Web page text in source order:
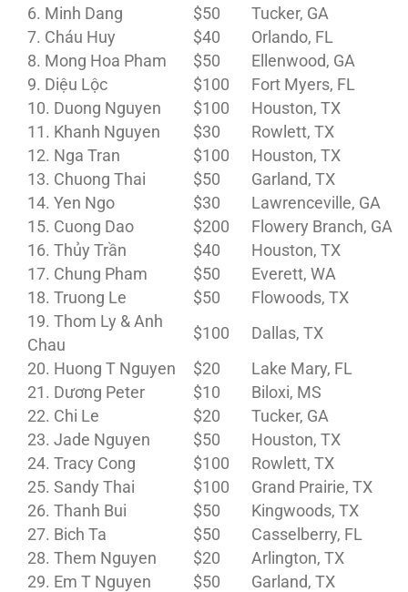
6. Minh Dang
$50
Tucker, GA
7. Cháu Huy
$40
Orlando, FL
8. Mong Hoa Pham
$50
Ellenwood, GA
9. Diệu Lộc
$100
Fort Myers, FL
10. Duong Nguyen
$100
Houston, TX
11. Khanh Nguyen
$30
Rowlett, TX
12. Nga Tran
$100
Houston, TX
13. Chuong Thai
$50
Garland, TX
14. Yen Ngo
$30
Lawrenceville, GA
15. Cuong Dao
$200
Flowery Branch, GA
16. Thủy Trần
$40
Houston, TX
17. Chung Pham
$50
Everett, WA
18. Truong Le
$50
Flowoods, TX
19. Thom Ly & Anh
Chau
$100
Dallas, TX
20. Huong T Nguyen
$20
Lake Mary, FL
21. Dương Peter
$10
Biloxi, MS
22. Chi Le
$20
Tucker, GA
23. Jade Nguyen
$50
Houston, TX
24. Tracy Cong
$100
Rowlett, TX
25. Sandy Thai
$100
Grand Prairie, TX
26. Thanh Bui
$50
Kingwoods, TX
27. Bich Ta
$50
Casselberry, FL
28. Them Nguyen
$20
Arlington, TX
29. Em T Nguyen
$50
Garland, TX